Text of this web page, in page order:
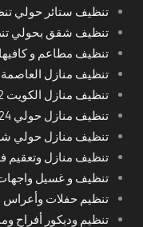
تنظيف ستائر حولي
تنظيف شقق بحولي
تنظيف مطاعم و
تنظيف منازل
تنظيف منازل الكويت 55549242
تنظيف منازل حولي 24 ساعة خدمة تنظيف المساجد في حولي
تنظيف منازل حولي
تنظيف منازل
تنظيف و غسيل واجهات
تنظيم حفلات وأعراس
تنظيم وديكور أفراح